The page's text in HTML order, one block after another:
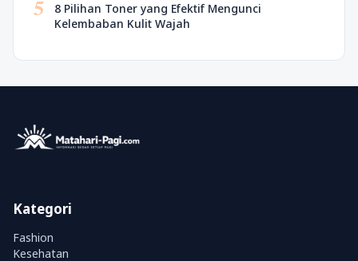
5
8 Pilihan Toner yang Efektif Mengunci
Kelembaban Kulit Wajah
Kategori
Fashion
Kesehatan